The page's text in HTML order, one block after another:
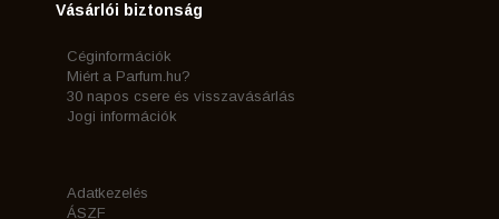
Vásárlói biztonság
Céginformációk
Miért a Parfum.hu?
30 napos csere és visszavásárlás
Jogi információk
Adatkezelés
ÁSZF